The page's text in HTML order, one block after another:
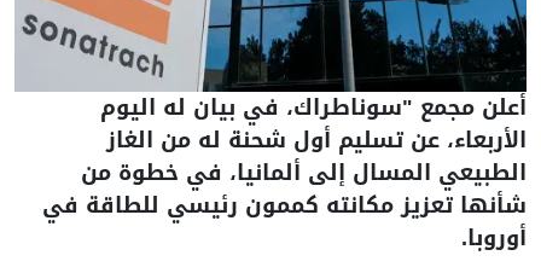
أعلن مجمع "سوناطراك، في بيان له اليوم
الأربعاء، عن تسليم أول شحنة له من الغاز
الطبيعي المسال إلى ألمانيا، في خطوة من
شأنها تعزيز مكانته كممون رئيسي للطاقة في
أوروبا.